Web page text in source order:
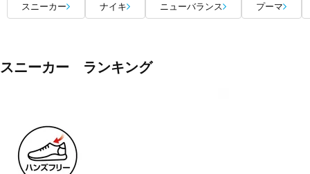
スニーカー ナイキ ニューバランス プーマ
スニーカー ランキング